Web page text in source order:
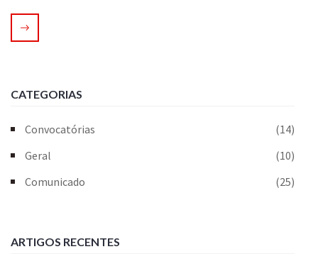
CATEGORIAS
Convocatórias
(14)
Geral
(10)
Comunicado
(25)
ARTIGOS RECENTES